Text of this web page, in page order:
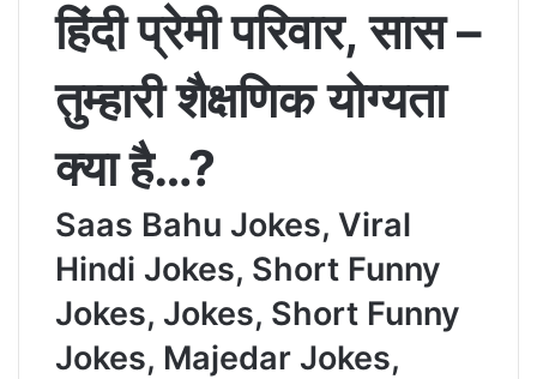
हिंदी प्रेमी परिवार, सास –
तुम्हारी शैक्षणिक योग्यता
क्या है…?
Saas Bahu Jokes, Viral
Hindi Jokes, Short Funny
Jokes, Jokes, Short Funny
Jokes, Majedar Jokes,